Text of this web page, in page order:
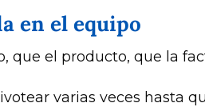
en el equipo
que el producto, que la
varias veces hasta